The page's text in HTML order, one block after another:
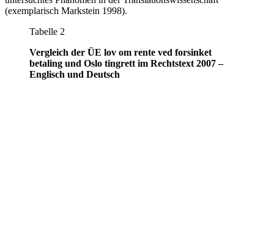
(exemplarisch Markstein 1998).
Tabelle 2
Vergleich der ÜE lov om rente ved forsinket
betaling und Oslo tingrett im Rechtstext 2007 –
Englisch und Deutsch